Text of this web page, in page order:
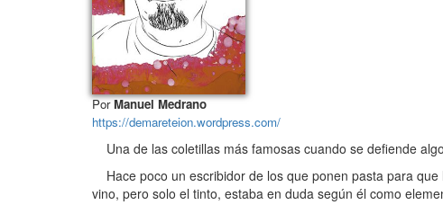
PorManuel Medrano
https://demareteion.wordpress.com/
Una de las coletillas más famosas cuando se defiende
Hace poco un escribidor de los que ponen pasta para
vino, pero solo el tinto, estaba en duda según él como